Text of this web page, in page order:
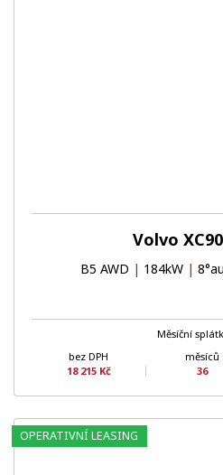
Volvo
B5 AWD | 184kW |
Měsíční
bez DPH
měsíců
18 215 Kč
36
OPERATIVNÍ LEASING